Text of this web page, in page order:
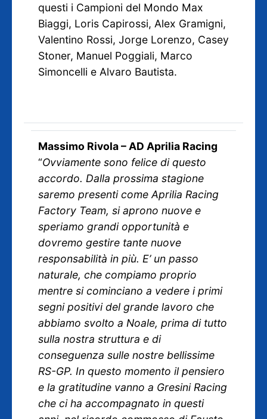
questi i Campioni del Mondo Max
Biaggi, Loris Capirossi, Alex Gramigni,
Valentino Rossi, Jorge Lorenzo, Casey
Stoner, Manuel Poggiali, Marco
Simoncelli e Alvaro Bautista.
Massimo Rivola – AD Aprilia Racing
“Ovviamente sono felice di questo
accordo. Dalla prossima stagione
saremo presenti come Aprilia Racing
Factory Team, si aprono nuove e
speriamo grandi opportunità e
dovremo gestire tante nuove
responsabilità in più. E’ un passo
naturale, che compiamo proprio
mentre si cominciano a vedere i primi
segni positivi del grande lavoro che
abbiamo svolto a Noale, prima di tutto
sulla nostra struttura e di
conseguenza sulle nostre bellissime
RS-GP. In questo momento il pensiero
e la gratitudine vanno a Gresini Racing
che ci ha accompagnato in questi